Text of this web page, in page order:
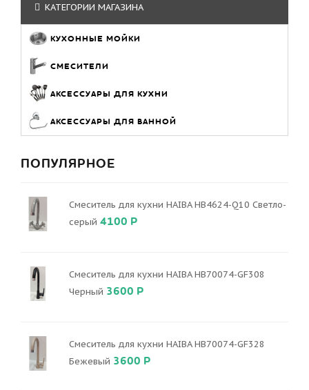
КАТЕГОРИИ МАГАЗИНА
КУХОННЫЕ МОЙКИ
СМЕСИТЕЛИ
АКСЕССУАРЫ ДЛЯ КУХНИ
АКСЕССУАРЫ ДЛЯ ВАННОЙ
ПОПУЛЯРНОЕ
Смеситель для кухни HAIBA HB4624-Q10 Светло-
серый 4100 Р
Смеситель для кухни HAIBA HB70074-GF308
Черный 3600 Р
Смеситель для кухни HAIBA HB70074-GF328
Бежевый 3600 Р